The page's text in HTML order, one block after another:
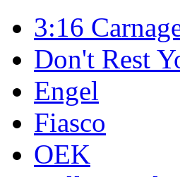
3:16
Don't Rest
Engel
Fiasco
OEK